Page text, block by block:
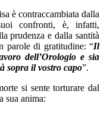
è contraccambiata dalla
confronti, è, infatti,
prudenza e dalla santità
parole di gratitudine: “Il
dell’Orologio e sia
sopra il vostro capo”.
si sente torturare dal
sua anima: